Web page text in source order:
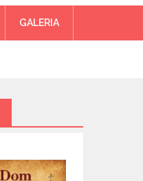
GALERIA